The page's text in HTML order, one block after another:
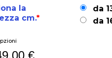
la
cm.*
da
da
€